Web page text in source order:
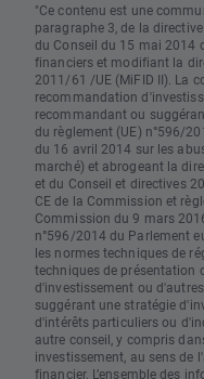
"Ce contenu est une
paragraphe 3, de la
du Conseil du 15 mai 2014
financiers et modifiant la
2011/61 /UE (MiFID II). La
recommandation
recommandant ou
du règlement (UE) n°596/
du 16 avril 2014 sur les
marché) et abrogeant la
et du Conseil et directives
CE de la Commission et
Commission du 9 mars
n°596/2014 du Parlement
les normes techniques de
techniques de présentation
d'investissement ou
suggérant une stratégie
d'intérêts particuliers ou
autre conseil, y compris
investissement, au sens de
financier. L’ensemble des